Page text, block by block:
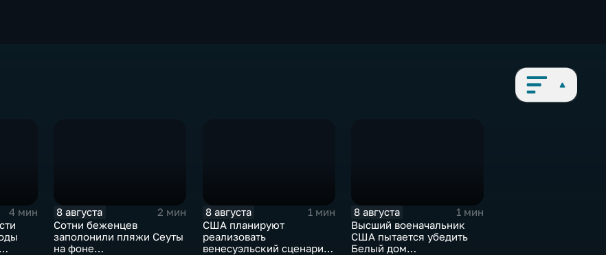
4 мин
8 августа
2 мин
Сотни беженцев
заполонили пляжи Сеуты
на фоне
8 августа
1 мин
США планируют
реализовать
венесуэльский сценарий
8 августа
1 мин
Высший военачальник
США пытается убедить
Белый дом